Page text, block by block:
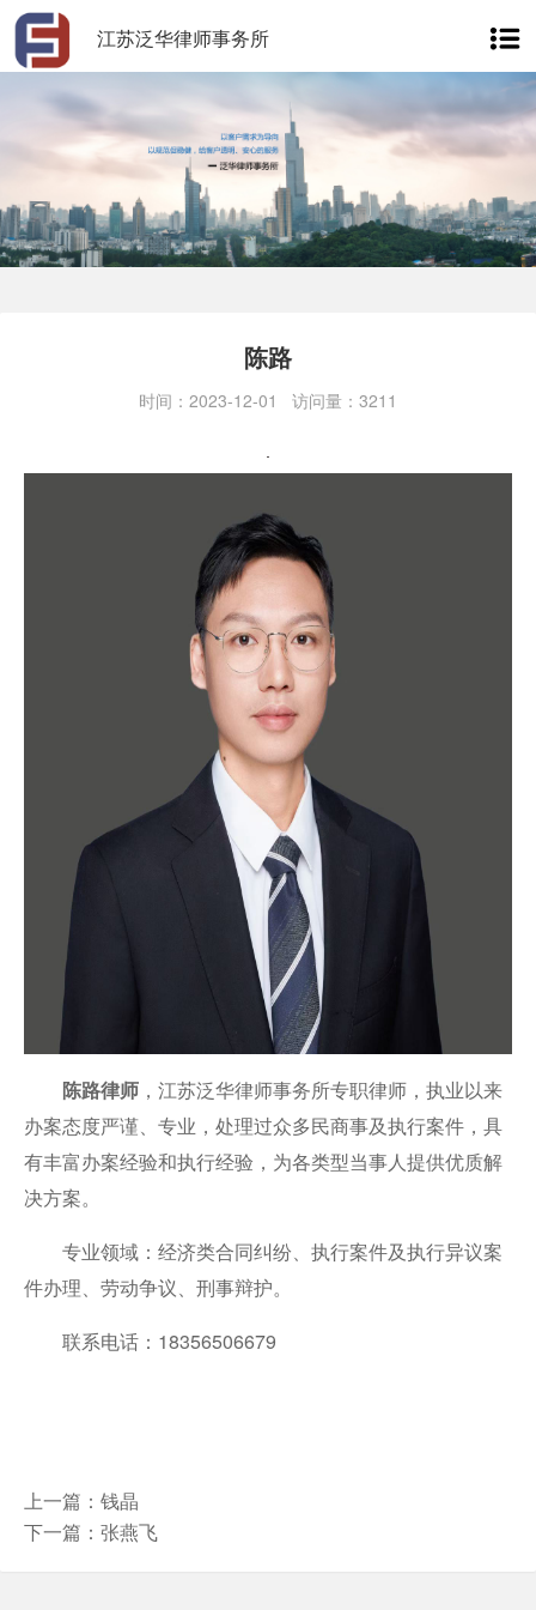
江苏泛华律师事务所
陈路
时间：2023-12-01 访问量：3211
陈路律师 ，江苏泛华律师事务所专职律师，执业以来
办案态度严谨、专业，处理过众多民商事及执行案件，具
有丰富办案经验和执行经验，为各类型当事人提供优质解
决方案。
专业领域：经济类合同纠纷、执行案件及执行异议案
件办理、劳动争议、刑事辩护。
联系电话：18356506679
上一篇： 钱晶
下一篇： 张燕飞